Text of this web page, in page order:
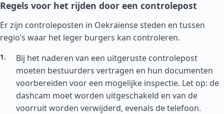
Regels voor het rijden door een controlepost
Er zijn controleposten in Oekraïense steden en tussen
regio’s waar het leger burgers kan controleren.
Bij het naderen van een uitgeruste controlepost
moeten bestuurders vertragen en hun documenten
voorbereiden voor een mogelijke inspectie. Let op: de
dashcam moet worden uitgeschakeld en van de
voorruit worden verwijderd, evenals de telefoon.